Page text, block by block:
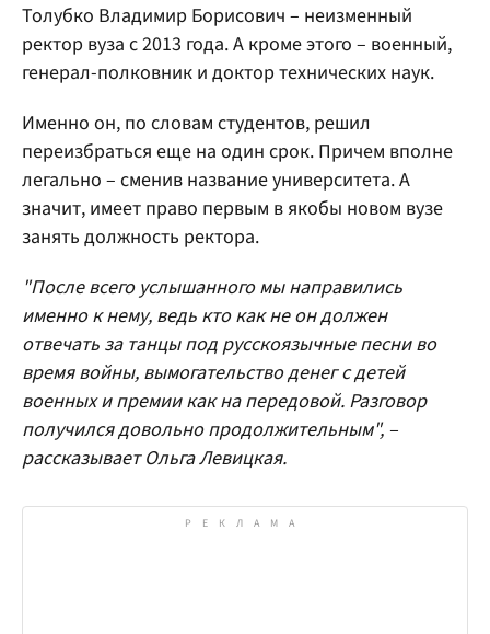
Толубко Владимир Борисович – неизменный
ректор вуза с 2013 года. А кроме этого – военный,
генерал-полковник и доктор технических наук.
Именно он, по словам студентов, решил
переизбраться еще на один срок. Причем вполне
легально – сменив название университета. А
значит, имеет право первым в якобы новом вузе
занять должность ректора.
"После всего услышанного мы направились
именно к нему, ведь кто как не он должен
отвечать за танцы под русскоязычные песни во
время войны, вымогательство денег с детей
военных и премии как на передовой. Разговор
получился довольно продолжительным", –
рассказывает Ольга Левицкая.